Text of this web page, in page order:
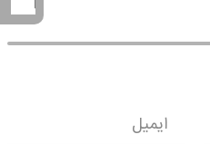
ایمیل